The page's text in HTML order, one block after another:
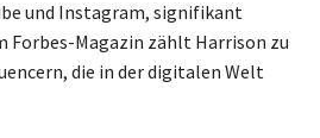
und Instagram, signifikant
Forbes-Magazin zählt Harrison zu
die in der digitalen Welt